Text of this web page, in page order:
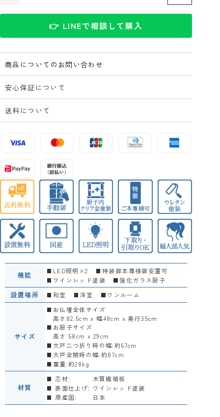
👉 LINEで相談して購入
商品についてのお問い合わせ
安心保証について
送料について
機能 LED照明×2
特装御本尊様御安置可
ワインレッド塗装
強化ガラス厨子
設置場所 和室 洋室 ワンルーム
サイズ
お仏壇全体サイズ
高さ82.5cm x 幅48cm x 奥行35cm
お厨子サイズ
高さ 58cm x 29cm
大戸二つ折り時の幅:約67cm
大戸全開時の幅:約87cm
重量:約28kg
材質
芯材:
木質繊維板
表面仕上げ: ワインレッド塗装
原産国:
日本